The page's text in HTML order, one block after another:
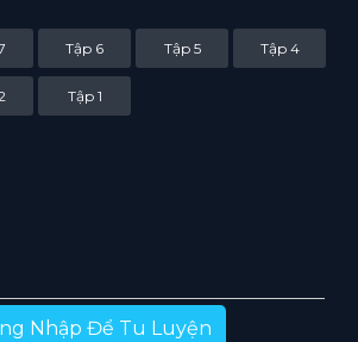
Tập 6 Tập 5 Tập 4
Tập 1
Nhập Để Tu Luyện